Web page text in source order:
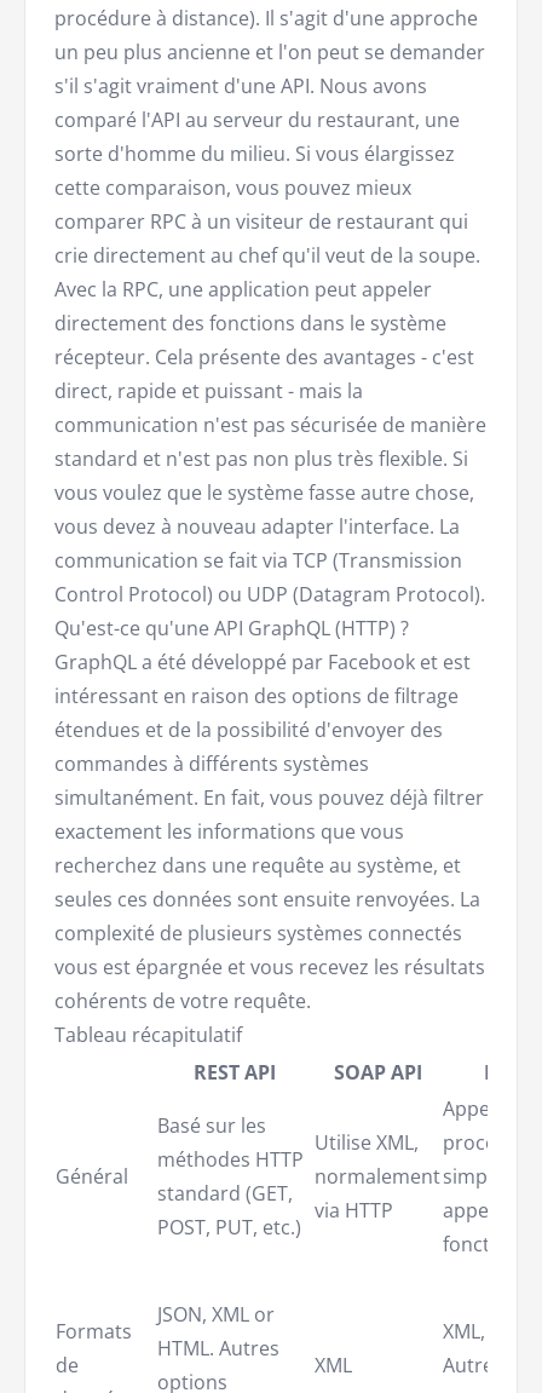
procédure à distance). Il s'agit d'une approche
un peu plus ancienne et l'on peut se demander
s'il s'agit vraiment d'une API. Nous avons
comparé l'API au serveur du restaurant, une
sorte d'homme du milieu. Si vous élargissez
cette comparaison, vous pouvez mieux
comparer RPC à un visiteur de restaurant qui
crie directement au chef qu'il veut de la soupe.
Avec la RPC, une application peut appeler
directement des fonctions dans le système
récepteur. Cela présente des avantages - c'est
direct, rapide et puissant - mais la
communication n'est pas sécurisée de manière
standard et n'est pas non plus très flexible. Si
vous voulez que le système fasse autre chose,
vous devez à nouveau adapter l'interface. La
communication se fait via TCP (Transmission
Control Protocol) ou UDP (Datagram Protocol).
Qu'est-ce qu'une API GraphQL (HTTP) ?
GraphQL a été développé par Facebook et est
intéressant en raison des options de filtrage
étendues et de la possibilité d'envoyer des
commandes à différents systèmes
simultanément. En fait, vous pouvez déjà filtrer
exactement les informations que vous
recherchez dans une requête au système, et
seules ces données sont ensuite renvoyées. La
complexité de plusieurs systèmes connectés
vous est épargnée et vous recevez les résultats
cohérents de votre requête.
Tableau récapitulatif
REST API
SOAP API RPC
Général
Basé sur les
méthodes HTTP
standard (GET,
POST, PUT, etc.)
Utilise XML,
normalement
via HTTP
Appels de
simples
appels de
fonctions
Formats
de
JSON, XML or
HTML. Autres
options
XML
XML, JSON.
Autres